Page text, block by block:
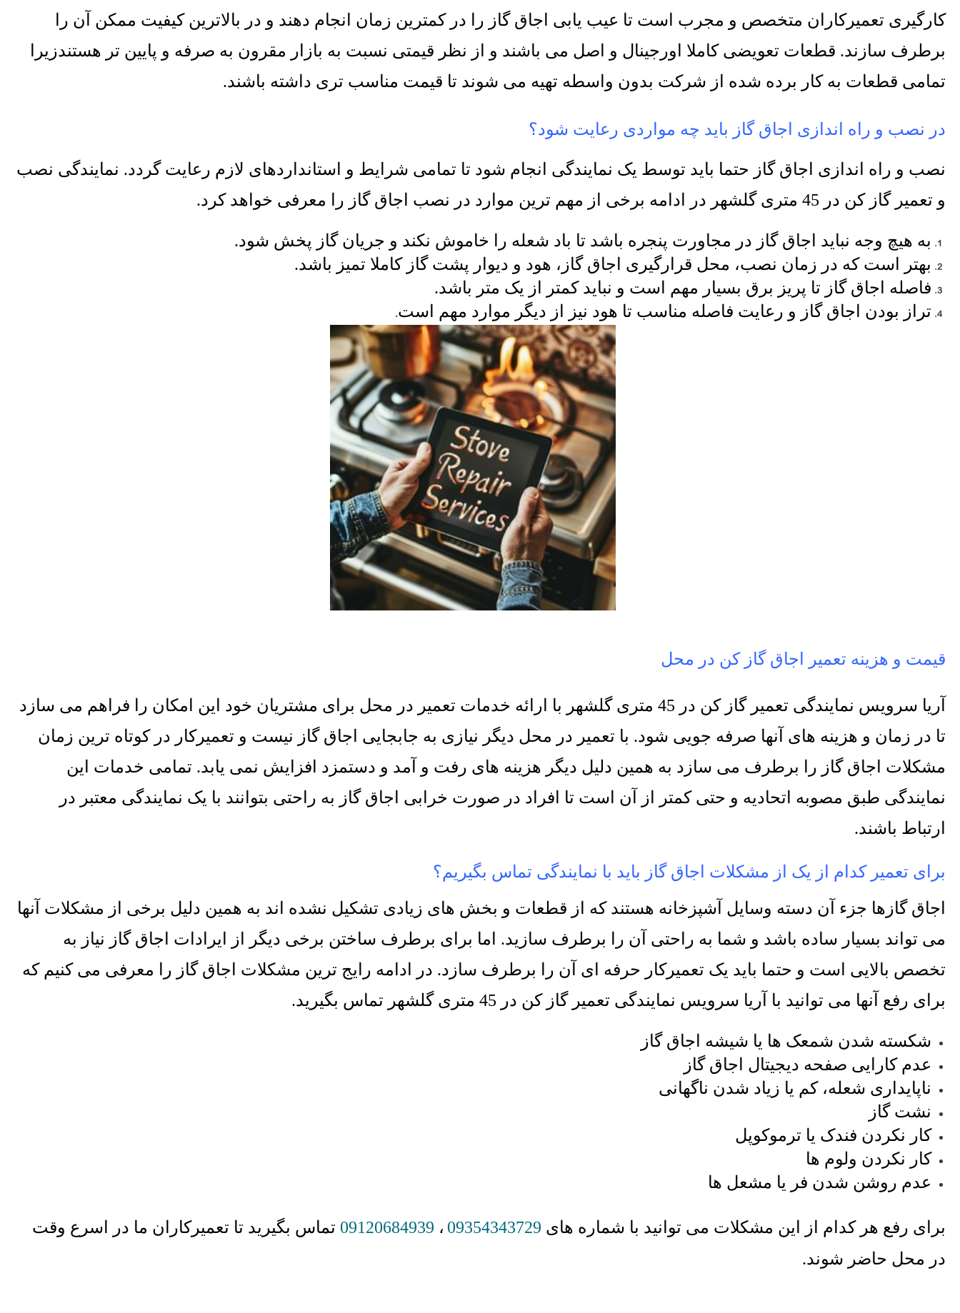
کارگیری تعمیرکاران متخصص و مجرب است تا عیب یابی اجاق گاز را در کمترین زمان انجام دهند و در بالاترین کیفیت ممکن آن را
برطرف سازند. قطعات تعویضی کاملا اورجینال و اصل می باشند و از نظر قیمتی نسبت به بازار مقرون به صرفه و پایین تر هستندزیرا
تمامی قطعات به کار برده شده از شرکت بدون واسطه تهیه می شوند تا قیمت مناسب تری داشته باشند.
در نصب و راه اندازی اجاق گاز باید چه مواردی رعایت شود؟
نصب و راه اندازی اجاق گاز حتما باید توسط یک نمایندگی انجام شود تا تمامی شرایط و استانداردهای لازم رعایت گردد. نمایندگی نصب
و تعمیر گاز کن در 45 متری گلشهر در ادامه برخی از مهم ترین موارد در نصب اجاق گاز را معرفی خواهد کرد.
به هیچ وجه نباید اجاق گاز در مجاورت پنجره باشد تا باد شعله را خاموش نکند و جریان گاز پخش شود.
بهتر است که در زمان نصب، محل قرارگیری اجاق گاز، هود و دیوار پشت گاز کاملا تمیز باشد.
فاصله اجاق گاز تا پریز برق بسیار مهم است و نباید کمتر از یک متر باشد.
تراز بودن اجاق گاز و رعایت فاصله مناسب تا هود نیز از دیگر موارد مهم است.
قیمت و هزینه تعمیر اجاق گاز کن در محل
آریا سرویس نمایندگی تعمیر گاز کن در 45 متری گلشهر با ارائه خدمات تعمیر در محل برای مشتریان خود این امکان را فراهم می سازد
تا در زمان و هزینه های آنها صرفه جویی شود. با تعمیر در محل دیگر نیازی به جابجایی اجاق گاز نیست و تعمیرکار در کوتاه ترین زمان
مشکلات اجاق گاز را برطرف می سازد به همین دلیل دیگر هزینه های رفت و آمد و دستمزد افزایش نمی یابد. تمامی خدمات این
نمایندگی طبق مصوبه اتحادیه و حتی کمتر از آن است تا افراد در صورت خرابی اجاق گاز به راحتی بتوانند با یک نمایندگی معتبر در
ارتباط باشند.
برای تعمیر کدام از یک از مشکلات اجاق گاز باید با نمایندگی تماس بگیریم؟
اجاق گازها جزء آن دسته وسایل آشپزخانه هستند که از قطعات و بخش های زیادی تشکیل نشده اند به همین دلیل برخی از مشکلات آنها
می تواند بسیار ساده باشد و شما به راحتی آن را برطرف سازید.
اما برای برطرف ساختن برخی دیگر از ایرادات اجاق گاز نیاز به
تخصص بالایی است و حتما باید یک تعمیرکار حرفه ای آن را برطرف سازد. در ادامه رایج ترین مشکلات اجاق گاز را معرفی می کنیم که
برای رفع آنها می توانید با آریا سرویس نمایندگی تعمیر گاز کن در 45 متری گلشهر تماس بگیرید.
شکسته شدن شمعک ها یا شیشه اجاق گاز
عدم کارایی صفحه دیجیتال اجاق گاز
ناپایداری شعله، کم یا زیاد شدن ناگهانی
نشت گاز
کار نکردن فندک یا ترموکوپل
کار نکردن ولوم ها
عدم روشن شدن فر یا مشعل ها
برای رفع هر کدام از این مشکلات می توانید با شماره های 09354343729 ، 09120684939 تماس بگیرید تا تعمیرکاران ما در اسرع وقت
در محل حاضر شوند.